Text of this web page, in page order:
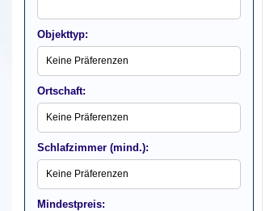
Objekttyp:
Ortschaft:
Schlafzimmer (mind.):
Mindestpreis: